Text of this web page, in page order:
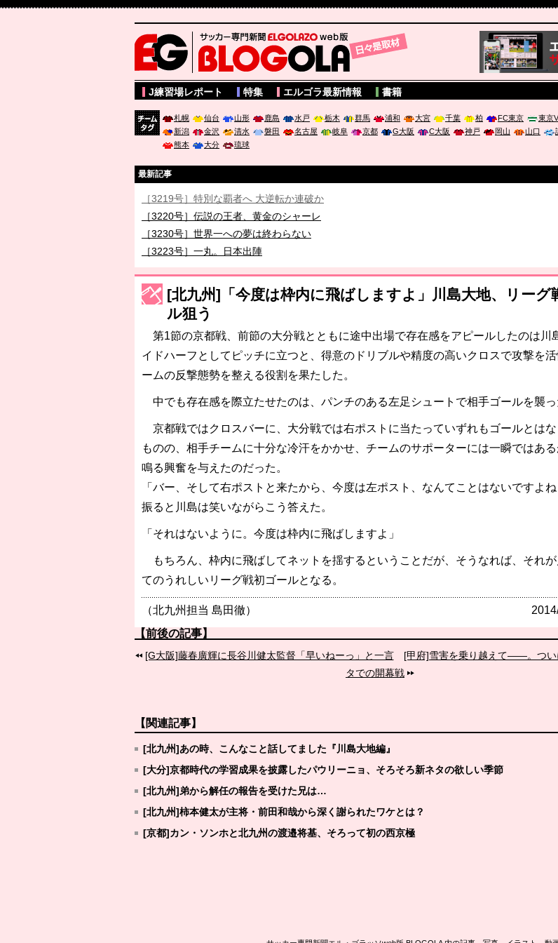
サッカー専門新聞ELGOLAZO web版 BLOGOLA
J練習場レポート 特集 エルゴラ最新情報 書籍
札幌 仙台 山形 鹿島 水戸 栃木 群馬 浦和 大宮 千葉 柏 FC東京 東京V
新潟
金沢 清水 磐田 名古屋 岐阜 京都 G大阪 C大阪 神戸 岡山 山口
熊本
大分 琉球
最新記事
［3219号］特別な覇者へ 大逆転か連破か
［3220号］伝説の王者、黄金のシャーレ
［3230号］世界一への夢は終わらない
［3223号］一丸。日本出陣
［3222号］史上最大のW杯開幕 注目は「個」
長谷川 アーリアジャスールさんがシンポジウム「気候変動から命を守る ～エネルギー危機時
[北九州]「今度は枠内に飛ばしますよ」川島大地、リーグ
ル狙う
第1節の京都戦、前節の大分戦とともに途中出場で存在感をアピールしたのは川
イドハーフとしてピッチに立つと、得意のドリブルや精度の高いクロスで攻撃を
ームの反撃態勢を整える役割を果たした。
中でも存在感を際立たせたのは、パンチのある左足シュートで相手ゴールを襲っ
京都戦ではクロスバーに、大分戦では右ポストに当たっていずれもゴールとはな
ものの、相手チームに十分な冷汗をかかせ、チームのサポーターには一瞬ではあ
鳴る興奮を与えたのだった。
「バー、そして右ポストと来たから、今度は左ポスト、なんてことはないですよ
振ると川島は笑いながらこう答えた。
「それはないように。今度は枠内に飛ばしますよ」
もちろん、枠内に飛ばしてネットを揺するということだが、そうなれば、それが
てのうれしいリーグ戦初ゴールとなる。
（北九州担当 島田徹）
【前後の記事】
[G大阪]藤春廣輝に長谷川健太監督「早いねーっ」と一言
[甲府]雪害を乗り越えて――。つい
タでの開幕戦
【関連記事】
[北九州]あの時、こんなこと話してました『川島大地編』
[大分]京都時代の学習成果を披露したパウリーニョ、そろそろ新ネタの欲しい季節
[北九州]弟から解任の報告を受けた兄は…
[北九州]柿本健太が主将・前田和哉から深く謝られたワケとは？
[京都]カン・ソンホと北九州の渡邉将基、そろって初の西京極